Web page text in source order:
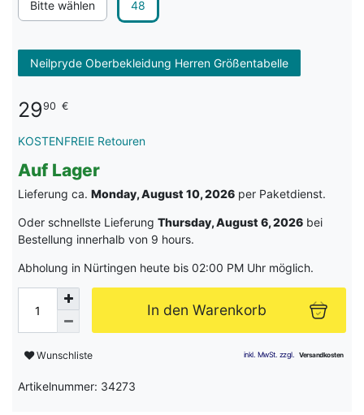
Bitte wählen 48
Neilpryde Oberbekleidung Herren Größentabelle
2990 €
KOSTENFREIE Retouren
Auf Lager
Lieferung ca. Monday, August 10, 2026 per Paketdienst.
Oder schnellste Lieferung Thursday, August 6, 2026 bei
Bestellung innerhalb von 9 hours.
Abholung in Nürtingen heute bis 02:00 PM Uhr möglich.
In den Warenkorb
Wunschliste
Artikelnummer: 34273